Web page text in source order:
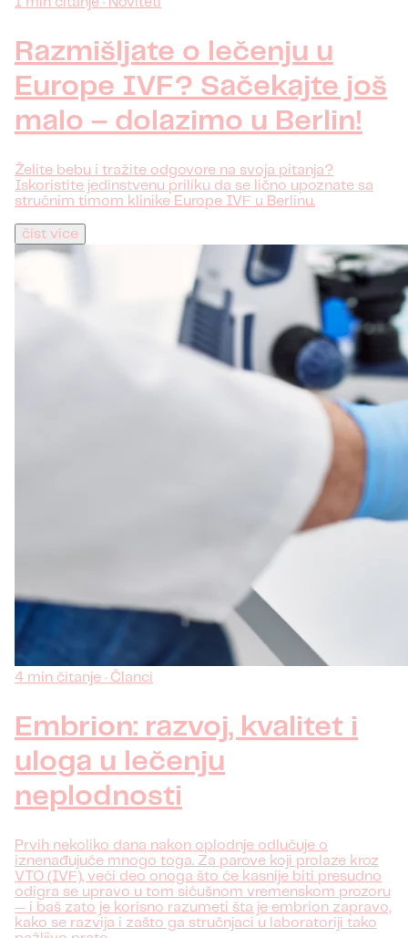
Razmišljate o lečenju u
Europe IVF? Sačekajte još
malo – dolazimo u Berlin!
Želite bebu i tražite odgovore na svoja pitanja?
Iskoristite jedinstvenu priliku da se lično upoznate sa
stručnim timom klinike Europe IVF u Berlinu.
číst více
4 min čitanje · Članci
Embrion: razvoj, kvalitet i
uloga u lečenju
neplodnosti
Prvih nekoliko dana nakon oplodnje odlučuje o
iznenađujuće mnogo toga. Za parove koji prolaze kroz
VTO (IVF), veći deo onoga što će kasnije biti presudno
odigra se upravo u tom sićušnom vremenskom prozoru
— i baš zato je korisno razumeti šta je embrion zapravo,
kako se razvija i zašto ga stručnjaci u laboratoriji tako